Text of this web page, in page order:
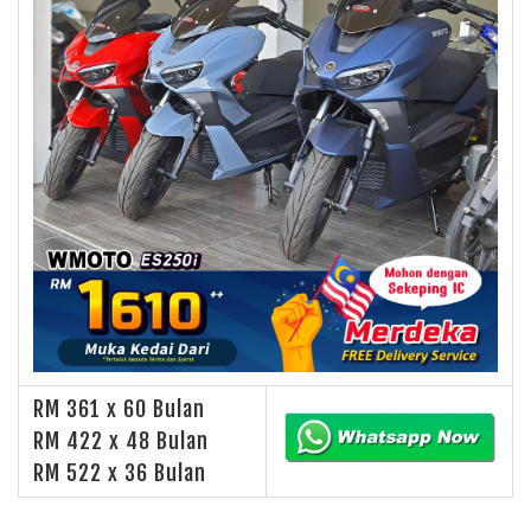
RM 361 x 60 Bulan
RM 422 x 48 Bulan
RM 522 x 36 Bulan